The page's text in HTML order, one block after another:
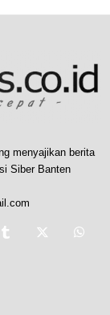
menyajikan berita
Siber Banten